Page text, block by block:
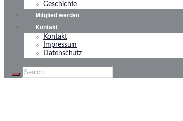
Geschichte
Mitglied werden
Kontakt
Kontakt
Impressum
Datenschutz